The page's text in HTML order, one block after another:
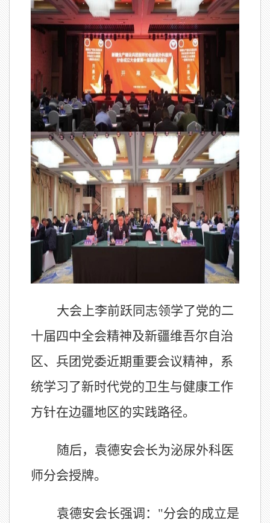
大会上李前跃同志领学了党的二
十届四中全会精神及新疆维吾尔自治
区、兵团党委近期重要会议精神，系
统学习了新时代党的卫生与健康工作
方针在边疆地区的实践路径。
随后，袁德安会长为泌尿外科医
师分会授牌。
袁德安会长强调："分会的成立是